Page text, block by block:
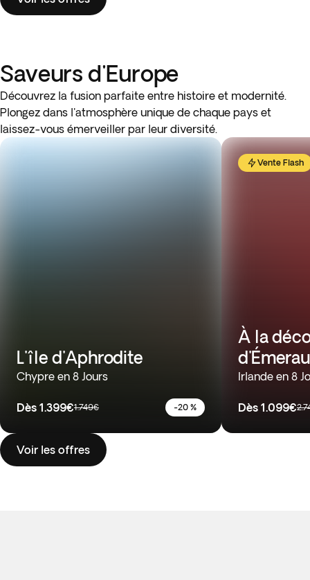
Saveurs d'Europe
Découvrez la fusion parfaite entre histoire et modernité.
Plongez dans l'atmosphère unique de chaque pays et
laissez-vous émerveiller par leur diversité.
L'île d'Aphrodite
Chypre en 8 Jours
Dès 1.399€1.749€ -20 %
Vente Flash
À la
Irlande en 8
Dès 1.099€
Voir les offres